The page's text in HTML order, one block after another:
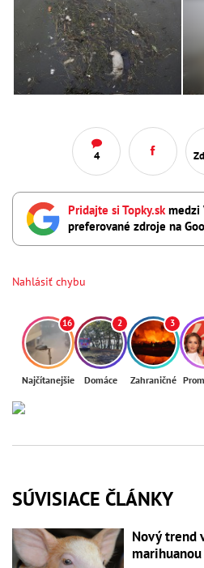
4
Pridajte si Topky.skmedzi
preferované zdroje na
Nahlásiť chybu
16
Najčítanejšie
2
Domáce
3
Zahraničné
SÚVISIACE ČLÁNKY
Nový trend
marihuanou